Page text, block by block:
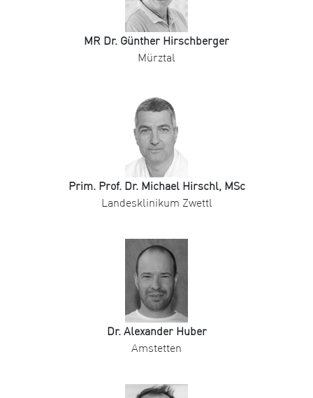
MR Dr. Günther Hirschberger
Mürztal
Prim. Prof. Dr. Michael Hirschl, MSc
Landesklinikum Zwettl
Dr. Alexander Huber
Amstetten